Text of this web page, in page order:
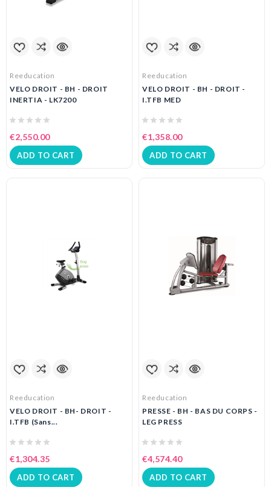
Reeducation
VELO DROIT - BH - DROIT
INERTIA - LK7200
€2,550.00
ADD TO CART
Reeducation
VELO DROIT - BH - DROIT -
I.TFB MED
€1,358.00
ADD TO CART
Reeducation
VELO DROIT - BH- DROIT -
I.TFB (sans...
€1,304.35
ADD TO CART
Reeducation
PRESSE - BH - BAS DU CORPS -
LEG PRESS
€4,574.40
ADD TO CART